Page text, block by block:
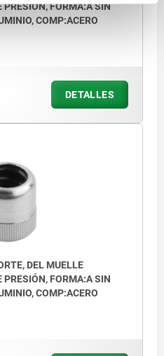
PRESIÓN, FORMA:A SIN
ALUMINIO, COMP:ACERO
DETALLES
DEL MUELLE
PRESIÓN, FORMA:A SIN
ALUMINIO, COMP:ACERO